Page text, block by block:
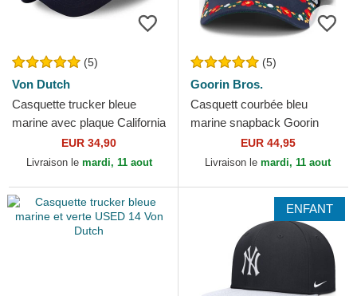
(5)
Von Dutch
Casquette trucker bleue
marine avec plaque California
CAL2 Von Dutch
EUR 34,90
Livraison le mardi, 11 aout
(5)
Goorin Bros.
Casquett courbée bleu
marine snapback Goorin
Bros. Butterfly Hyper Active
Flora Fauna The Farm...
EUR 44,95
Livraison le mardi, 11 aout
ENFANT